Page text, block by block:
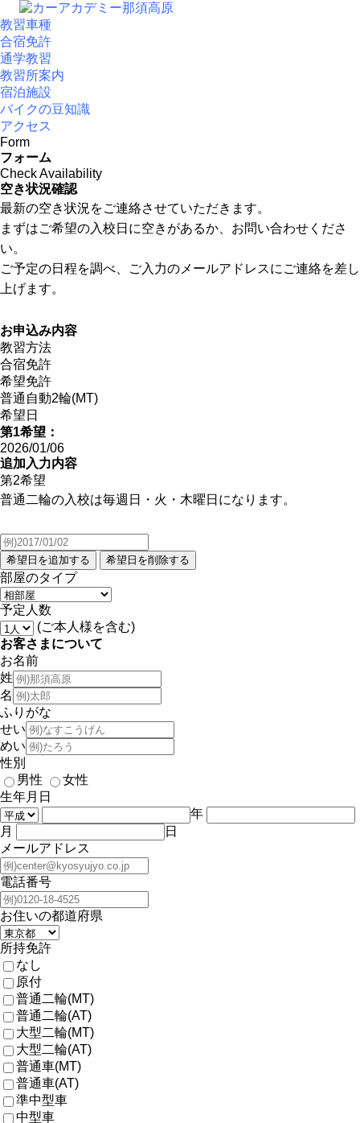
教習車種
合宿免許
通学教習
教習所案内
宿泊施設
バイクの豆知識
アクセス
Form
フォーム
Check Availability
空き状況確認
最新の空き状況をご連絡させていただきます。
まずはご希望の入校日に空きがあるか、お問い合わせくださ
い。
ご予定の日程を調べ、ご入力のメールアドレスにご連絡を差し
上げます。
お申込み内容
教習方法
合宿免許
希望免許
普通自動2輪(MT)
希望日
第1希望：
2026/01/06
追加入力内容
第2希望
普通二輪の入校は毎週日・火・木曜日になります。
部屋のタイプ
予定人数
(ご本人様を含む)
お客さまについて
お名前
姓
名
ふりがな
せい
めい
性別
男性
女性
生年月日
年
月
日
メールアドレス
電話番号
お住いの都道府県
所持免許
なし
原付
普通二輪(MT)
普通二輪(AT)
大型二輪(MT)
大型二輪(AT)
普通車(MT)
普通車(AT)
準中型車
中型車